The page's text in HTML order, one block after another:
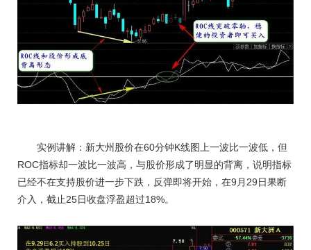
实例讲解：新大州股价在60分钟K线图上一波比一波低，但
ROC指标却一波比一波高，与股价形成了明显的背离，说明指标
已经不在支持股价进一步下跌，反弹即将开始，在9月29日果断
介入，截止25日收盘浮盈超过18%。